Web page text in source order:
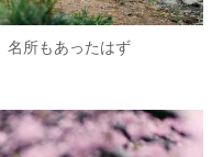
所もあったはず